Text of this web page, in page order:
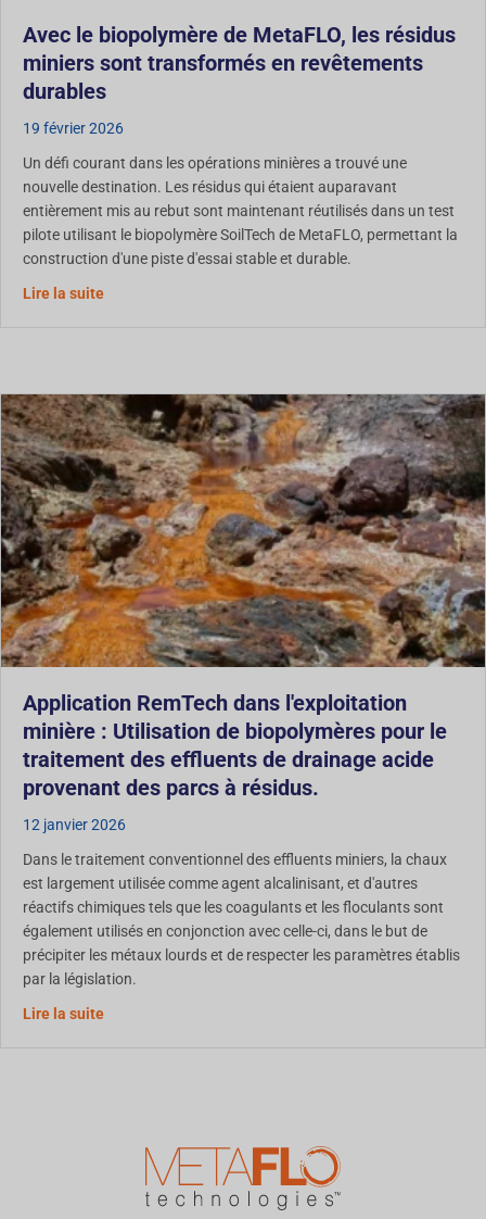
Avec le biopolymère de MetaFLO, les résidus
miniers sont transformés en revêtements
durables
19 février 2026
Un défi courant dans les opérations minières a trouvé une
nouvelle destination. Les résidus qui étaient auparavant
entièrement mis au rebut sont maintenant réutilisés dans un test
pilote utilisant le biopolymère SoilTech de MetaFLO, permettant la
construction d'une piste d'essai stable et durable.
Lire la suiteGrâce au biopolymère de MetaFLO, les résidus
Application RemTech dans l'exploitation
minière : Utilisation de biopolymères pour le
traitement des effluents de drainage acide
provenant des parcs à résidus.
12 janvier 2026
Dans le traitement conventionnel des effluents miniers, la chaux
est largement utilisée comme agent alcalinisant, et d'autres
réactifs chimiques tels que les coagulants et les floculants sont
également utilisés en conjonction avec celle-ci, dans le but de
précipiter les métaux lourds et de respecter les paramètres établis
par la législation.
Lire la suiteUtilisation d'un biopolymère pour le traitement des